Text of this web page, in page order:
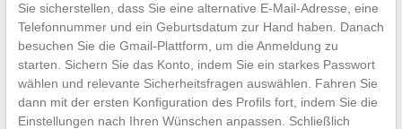
Sie sicherstellen, dass Sie eine alternative E-Mail-Adresse, eine
Telefonnummer und ein Geburtsdatum zur Hand haben. Danach
besuchen Sie die Gmail-Plattform, um die Anmeldung zu
starten. Sichern Sie das Konto, indem Sie ein starkes Passwort
wählen und relevante Sicherheitsfragen auswählen. Fahren Sie
dann mit der ersten Konfiguration des Profils fort, indem Sie die
Einstellungen nach Ihren Wünschen anpassen. Schließlich